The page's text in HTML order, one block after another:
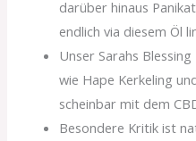
darüber hinaus
endlich via diesem Öl
Unser Sarahs
wie Hape Kerkeling
scheinbar mit dem
Besondere Kritik ist